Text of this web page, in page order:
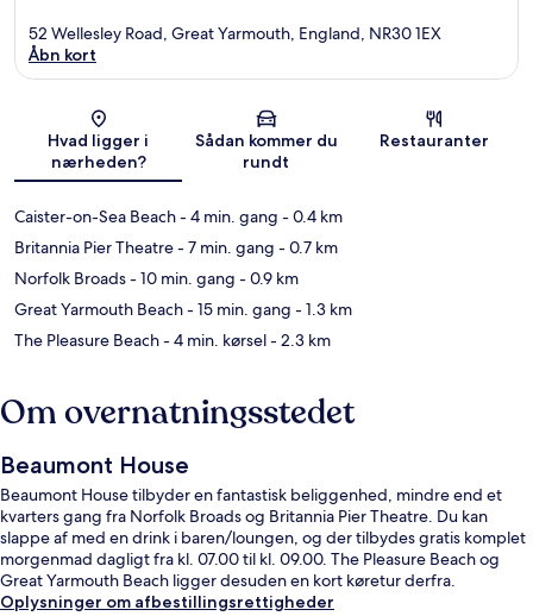
Kort
52 Wellesley Road, Great Yarmouth, England, NR30 1EX
Åbn kort
Hvad ligger i
nærheden?
Sådan kommer du
rundt
Restauranter
Caister-on-Sea Beach- 4 min. gang - 0.4 km
Britannia Pier Theatre- 7 min. gang - 0.7 km
Norfolk Broads- 10 min. gang - 0.9 km
Great Yarmouth Beach- 15 min. gang - 1.3 km
The Pleasure Beach- 4 min. kørsel- 2.3 km
Om overnatningsstedet
Beaumont House
Beaumont House tilbyder en fantastisk beliggenhed, mindre end et
kvarters gang fra Norfolk Broads og Britannia Pier Theatre. Du kan
slappe af med en drink i baren/loungen, og der tilbydes gratis komplet
morgenmad dagligt fra kl. 07.00 til kl. 09.00. The Pleasure Beach og
Great Yarmouth Beach ligger desuden en kort køretur derfra.
Oplysninger om afbestillingsrettigheder